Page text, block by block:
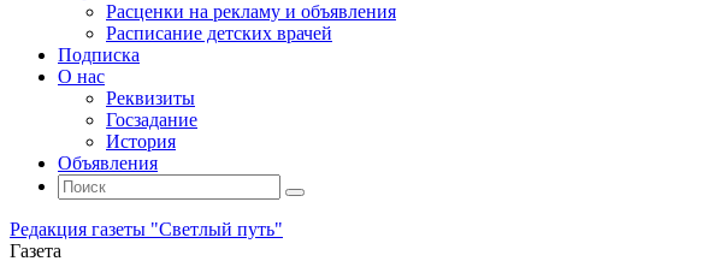
Расценки на рекламу и объявления
Расписание детских врачей
Подписка
О нас
Реквизиты
Госзадание
История
Объявления
Поиск
Искать:
Поиск
Редакция газеты "Светлый путь"
Газета